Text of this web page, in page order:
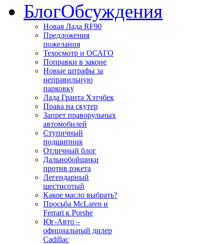
БлогОбсуждения
Новая Лада RF90
Предложения
пожелания
Техосмотр и ОСАГО
Поправки в законе
Новые штрафы за
неправильную
парковку
Лада Гранта Хэтчбек
Права на скутер
Запрет праворульных
автомобилей
Ступичный
подшипник
Отличный блог
Дальнобойщики
против рэкета
Легендарный
шестисотый
Какое масло выбрать?
Просьба McLaren и
Ferrari к Porshe
Юг-Авто –
официальный дилер
Cadillac